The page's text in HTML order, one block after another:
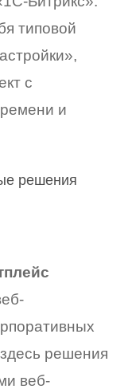
типовой
с
и
решения
решения
веб-